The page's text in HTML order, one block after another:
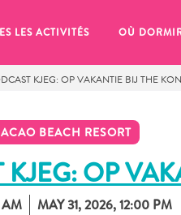
LES ACTIVITÉS OÙ
KJEG: OP VAKANTIE BIJ THE
BEACH RESORT
KJEG: OP
AM MAY 31, 2026, 12:00 PM